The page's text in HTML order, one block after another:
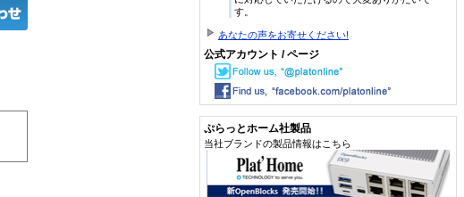
す。
あなたの声をお寄せください!
公式アカウント / ページ
ぷらっとホーム社製品
当社ブランドの製品情報はこちら